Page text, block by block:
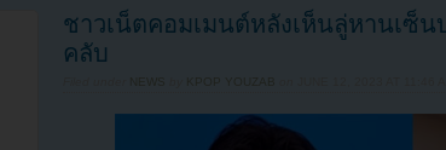
ชาวเน็ตคอมเมนต์หลังเห็นลู่หานเซ็
คลับ
NEWS KPOP YOUZAB